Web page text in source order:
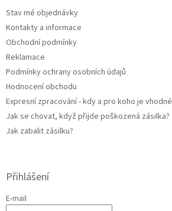
Stav mé objednávky
Kontakty a informace
Obchodní podmínky
Reklamace
Podmínky ochrany osobních údajů
Hodnocení obchodu
Expresní zpracování - kdy a pro koho je vhodné
Jak se chovat, když přijde poškozená zásilka?
Jak zabalit zásilku?
Přihlášení
E-mail